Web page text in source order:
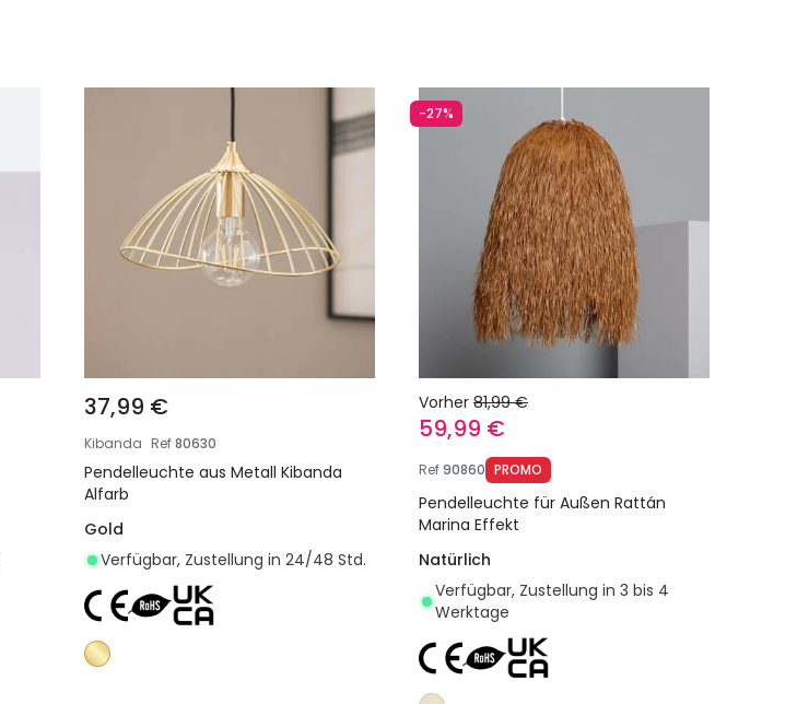
37,99 €
Kibanda Ref80630
Pendelleuchte aus Metall Kibanda
Alfarb
Gold
Verfügbar, Zustellung in 24/48 Std.
-27%
Vorher 81,99 €
59,99 €
Ref90860 PROMO
Pendelleuchte für Außen Rattán
Marina Effekt
Natürlich
Verfügbar, Zustellung in 3 bis 4
Werktage